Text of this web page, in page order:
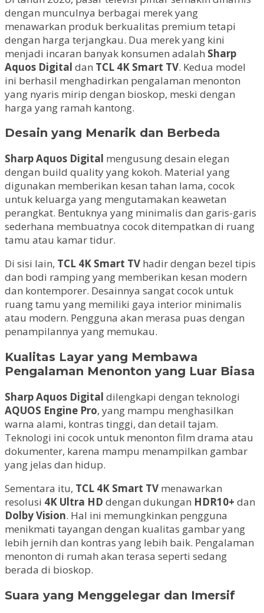
dengan munculnya berbagai merek yang
menawarkan produk berkualitas premium tetapi
dengan harga terjangkau. Dua merek yang kini
menjadi incaran banyak konsumen adalah Sharp
Aquos Digital dan TCL 4K Smart TV. Kedua model
ini berhasil menghadirkan pengalaman menonton
yang nyaris mirip dengan bioskop, meski dengan
harga yang ramah kantong.
Desain yang Menarik dan Berbeda
Sharp Aquos Digital mengusung desain elegan
dengan build quality yang kokoh. Material yang
digunakan memberikan kesan tahan lama, cocok
untuk keluarga yang mengutamakan keawetan
perangkat. Bentuknya yang minimalis dan garis-garis
sederhana membuatnya cocok ditempatkan di ruang
tamu atau kamar tidur.
Di sisi lain, TCL 4K Smart TV hadir dengan bezel tipis
dan bodi ramping yang memberikan kesan modern
dan kontemporer. Desainnya sangat cocok untuk
ruang tamu yang memiliki gaya interior minimalis
atau modern. Pengguna akan merasa puas dengan
penampilannya yang memukau.
Kualitas Layar yang Membawa
Pengalaman Menonton yang Luar Biasa
Sharp Aquos Digital dilengkapi dengan teknologi
AQUOS Engine Pro, yang mampu menghasilkan
warna alami, kontras tinggi, dan detail tajam.
Teknologi ini cocok untuk menonton film drama atau
dokumenter, karena mampu menampilkan gambar
yang jelas dan hidup.
Sementara itu, TCL 4K Smart TV menawarkan
resolusi 4K Ultra HD dengan dukungan HDR10+ dan
Dolby Vision. Hal ini memungkinkan pengguna
menikmati tayangan dengan kualitas gambar yang
lebih jernih dan kontras yang lebih baik. Pengalaman
menonton di rumah akan terasa seperti sedang
berada di bioskop.
Suara yang Menggelegar dan Imersif